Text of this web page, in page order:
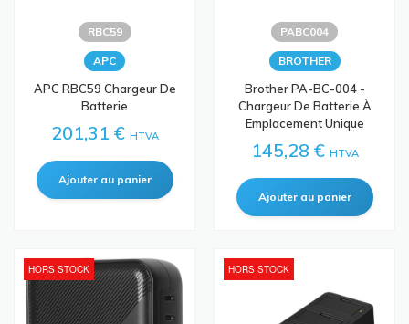
RBC59
APC
APC RBC59 Chargeur De
Batterie
201,31 € HTVA
PABC004
BROTHER
Brother PA-BC-004 -
Chargeur De Batterie À
Emplacement Unique
145,28 € HTVA
HORS STOCK HORS STOCK